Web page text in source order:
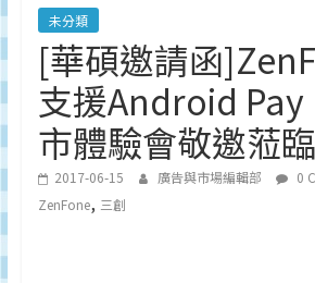
物、
未分類
[華碩邀請函
支援Android
市體驗會敬邀蒞臨
2017-06-15 廣告與市場編輯部 0
ZenFone, 三創